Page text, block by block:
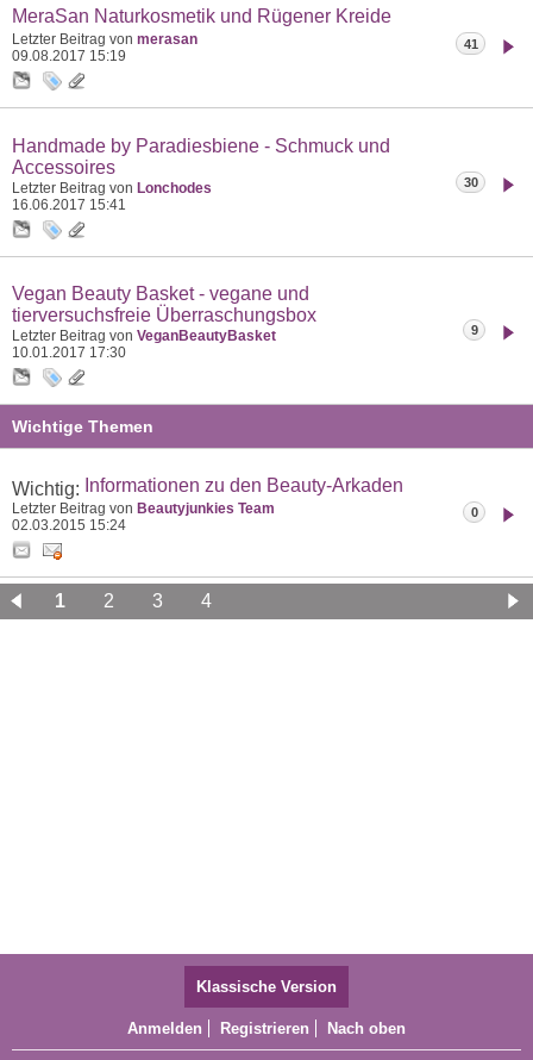
MeraSan Naturkosmetik und Rügener Kreide
Letzter Beitrag von merasan
09.08.2017 15:19
41
Handmade by Paradiesbiene - Schmuck und
Accessoires
Letzter Beitrag von Lonchodes
16.06.2017 15:41
30
Vegan Beauty Basket - vegane und
tierversuchsfreie Überraschungsbox
Letzter Beitrag von VeganBeautyBasket
10.01.2017 17:30
9
Wichtige Themen
Wichtig: Informationen zu den Beauty-Arkaden
Letzter Beitrag von Beautyjunkies Team
02.03.2015 15:24
0
1 2 3 4
Klassische Version
Anmelden Registrieren Nach oben